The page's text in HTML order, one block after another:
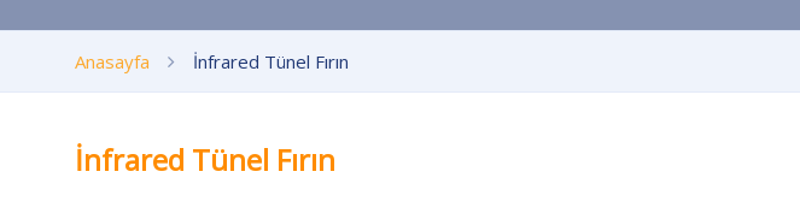
Anasayfa İnfrared Tünel Fırın
İnfrared Tünel Fırın